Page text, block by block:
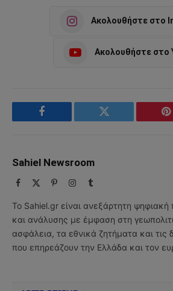
Ακολουθήστε στο
Ακολουθήστε στο
Facebook Twitter
Sahiel Newsroom
Facebook PinterestInstagram
Tumblr
Το Sahiel.gr είναι ανεξάρτητη
και ανάλυσης με έμφαση στη
ασφάλεια, τα εθνικά ζητήματα και τις
που επηρεάζουν την Ελλάδα και τον